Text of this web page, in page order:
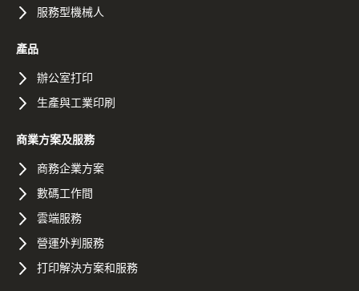
服務型機械人
產品
辦公室打印
生產與工業印刷
商業方案及服務
商務企業方案
數碼工作間
雲端服務
營運外判服務
打印解決方案和服務